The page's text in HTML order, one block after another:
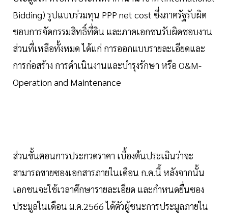
Bidding) รูปแบบร่วมทุน PPP net cost ซึ่งภาครัฐรับผิด
ชอบการจัดกรรมสิทธิ์ที่ดิน และภาคเอกชนรับผิดชอบงาน
ส่วนที่เหลือทั้งหมด ได้แก่ การออกแบบรายละเอียดและ
การก่อสร้าง การดำเนินงานและบำรุงรักษา หรือ O&M-
Operation and Maintenance
ส่วนขั้นตอนการประกวดราคา เบื้องต้นประเมินว่าจะ
สามารถขายซองเอกสารภายในเดือน ก.ค.นี้ หลังจากนั้น
เอกชนจะใช้เวลาศึกษารายละเอียด และกำหนดยื่นซอง
ประมูลในเดือน ม.ค.2566 ได้ตัวผู้ชนะการประมูลภายใน